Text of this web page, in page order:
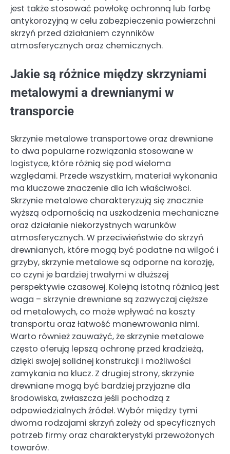
jest także stosować powłokę ochronną lub farbę
antykorozyjną w celu zabezpieczenia powierzchni
skrzyń przed działaniem czynników
atmosferycznych oraz chemicznych.
Jakie są różnice między skrzyniami
metalowymi a drewnianymi w
transporcie
Skrzynie metalowe transportowe oraz drewniane
to dwa popularne rozwiązania stosowane w
logistyce, które różnią się pod wieloma
względami. Przede wszystkim, materiał wykonania
ma kluczowe znaczenie dla ich właściwości.
Skrzynie metalowe charakteryzują się znacznie
wyższą odpornością na uszkodzenia mechaniczne
oraz działanie niekorzystnych warunków
atmosferycznych. W przeciwieństwie do skrzyń
drewnianych, które mogą być podatne na wilgoć i
grzyby, skrzynie metalowe są odporne na korozję,
co czyni je bardziej trwałymi w dłuższej
perspektywie czasowej. Kolejną istotną różnicą jest
waga – skrzynie drewniane są zazwyczaj cięższe
od metalowych, co może wpływać na koszty
transportu oraz łatwość manewrowania nimi.
Warto również zauważyć, że skrzynie metalowe
często oferują lepszą ochronę przed kradzieżą,
dzięki swojej solidnej konstrukcji i możliwości
zamykania na klucz. Z drugiej strony, skrzynie
drewniane mogą być bardziej przyjazne dla
środowiska, zwłaszcza jeśli pochodzą z
odpowiedzialnych źródeł. Wybór między tymi
dwoma rodzajami skrzyń zależy od specyficznych
potrzeb firmy oraz charakterystyki przewożonych
towarów.